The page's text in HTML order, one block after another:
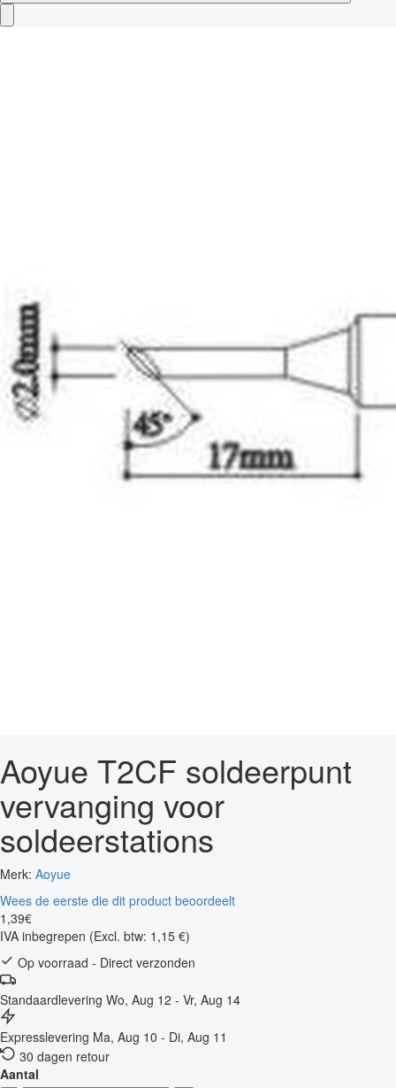
Aoyue T2CF soldeerpunt
vervanging voor
soldeerstations
Merk: Aoyue
Wees de eerste die dit product beoordeelt
1 ,39€
IVA inbegrepen (Excl. btw: 1,15 €)
Op voorraad - Direct verzonden
Standaardlevering Wo, Aug 12 - Vr, Aug 14
Expresslevering Ma, Aug 10 - Di, Aug 11
30 dagen retour
Aantal